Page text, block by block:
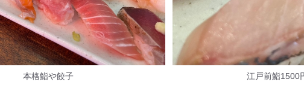
本格鮨や餃子 江戸前鮨